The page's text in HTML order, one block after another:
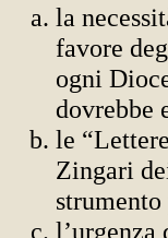
la
favore
ogni
dovrebbe
le
Zingari